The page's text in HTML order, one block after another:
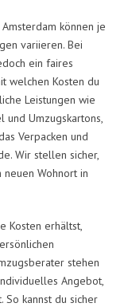
können je
variieren. Bei
ein faires
welchen Kosten du
Leistungen wie
Umzugskartons,
Verpacken und
Wir stellen sicher,
Wohnort in
Kosten erhältst,
stehen
Angebot,
So kannst du sicher